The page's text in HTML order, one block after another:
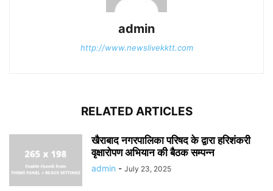
admin
http://www.newslivekktt.com
RELATED ARTICLES
खैराबाद नगरपालिका परिषद के द्वारा हरिशंकरी
वृक्षारोपण अभियान की बैठक सम्पन्न
admin - July 23, 2025